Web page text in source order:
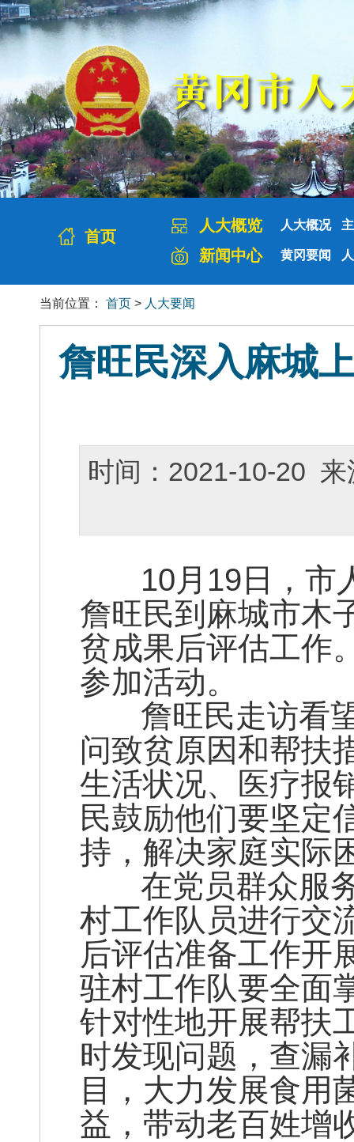
首页
人大概览 人大概况
新闻中心 黄冈要闻
当前位置： 首页 > 人大要闻
詹旺民深入麻城
时间：2021-10-20
10月19日，市人
詹旺民到麻城市木
贫成果后评估工作
参加活动。
詹旺民走访看望
问致贫原因和帮扶
生活状况、医疗报
民鼓励他们要坚定
持，解决家庭实际
在党员群众服务
村工作队员进行交
后评估准备工作开
驻村工作队要全面
针对性地开展帮扶
时发现问题，查漏
目，大力发展食用
益，带动老百姓增